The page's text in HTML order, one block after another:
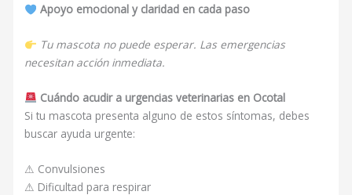
Apoyo emocional y claridad en cada paso
Tu mascota no puede esperar. Las emergencias
necesitan acción inmediata.
Cuándo acudir a urgencias veterinarias en Ocotal
Si tu mascota presenta alguno de estos síntomas, debes
buscar ayuda urgente:
⚠ Convulsiones
⚠ Dificultad para respirar